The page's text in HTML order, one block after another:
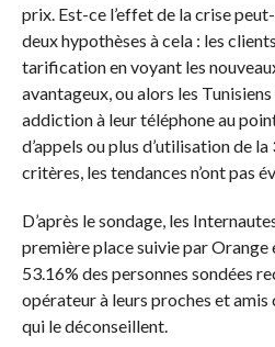
prix. Est-ce l’effet de la crise
deux hypothèses à cela : les
tarification en voyant les
avantageux, ou alors les
addiction à leur téléphone au
d’appels ou plus d’utilisation de la
critères, les tendances n’ont pas
D’après le sondage, les
première place suivie par Orange
53.16% des personnes sondées
opérateur à leurs proches et
qui le déconseillent.